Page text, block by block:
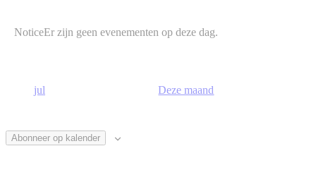
NoticeEr zijn geen evenementen op deze dag.
jul Deze maand
Abonneer op kalender